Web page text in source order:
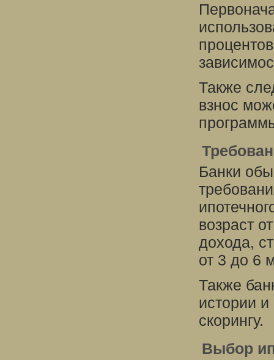
Также
взнос
Банки
возраст
дохода,
от 3 до 6
Также
истории
скорингу.
Выбор